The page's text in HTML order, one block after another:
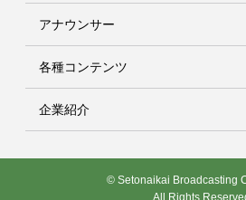
アナウンサー
各種コンテンツ
企業紹介
© Setonaikai Broadcasting
All Rights